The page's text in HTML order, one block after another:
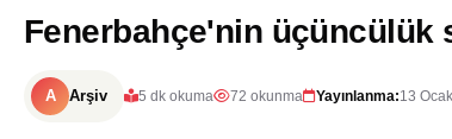
Fenerbahçe'nin üçüncülük
A Arşiv 5 dk okuma 72 okunma Yayınlanma:13